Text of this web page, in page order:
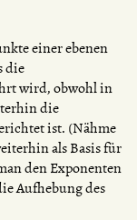
einer ebenen
die
wird, obwohl in
die
ist. (Nähme
als Basis für
den Exponenten
Aufhebung des